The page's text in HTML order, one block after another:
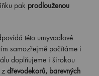
pak prodlouženou
této umyvadlové
samozřejmě počítáme i
doplňujeme i širokou
z dřevodekorů, barevných